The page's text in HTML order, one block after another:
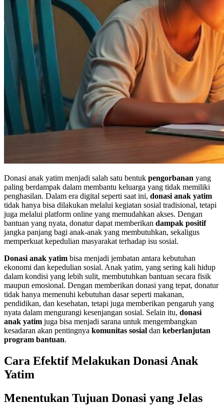
Donasi anak yatim menjadi salah satu bentuk pengorbanan yang
paling berdampak dalam membantu keluarga yang tidak memiliki
penghasilan. Dalam era digital seperti saat ini, donasi anak yatim
tidak hanya bisa dilakukan melalui kegiatan sosial tradisional, tetapi
juga melalui platform online yang memudahkan akses. Dengan
bantuan yang nyata, donatur dapat memberikan dampak positif
jangka panjang bagi anak-anak yang membutuhkan, sekaligus
memperkuat kepedulian masyarakat terhadap isu sosial.
Donasi anak yatim bisa menjadi jembatan antara kebutuhan
ekonomi dan kepedulian sosial. Anak yatim, yang sering kali hidup
dalam kondisi yang lebih sulit, membutuhkan bantuan secara fisik
maupun emosional. Dengan memberikan donasi yang tepat, donatur
tidak hanya memenuhi kebutuhan dasar seperti makanan,
pendidikan, dan kesehatan, tetapi juga memberikan pengaruh yang
nyata dalam mengurangi kesenjangan sosial. Selain itu, donasi
anak yatim juga bisa menjadi sarana untuk mengembangkan
kesadaran akan pentingnya komunitas sosial dan keberlanjutan
program bantuan.
Cara Efektif Melakukan Donasi Anak
Yatim
Menentukan Tujuan Donasi yang Jelas